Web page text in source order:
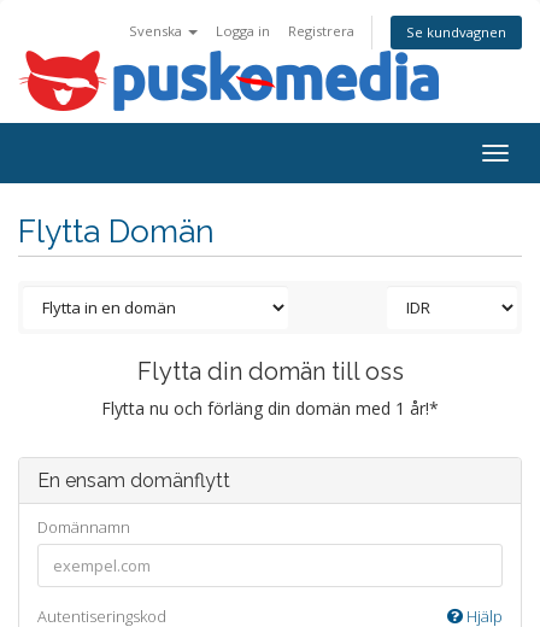
Svenska Logga in Registrera Se kundvagnen
Flytta Domän
Flytta din domän till oss
Flytta nu och förläng din domän med 1 år!*
En ensam domänflytt
Domännamn
Autentiseringskod Hjälp